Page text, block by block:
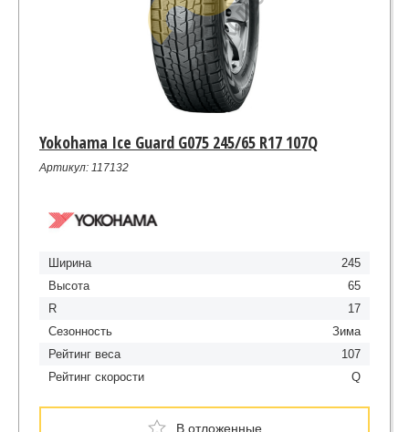
Yokohama Ice Guard G075 245/65 R17 107Q
Артикул: 117132
Ширина
245
Высота
65
R
17
Сезонность
Зима
Рейтинг веса
107
Рейтинг скорости
Q
В отложенные